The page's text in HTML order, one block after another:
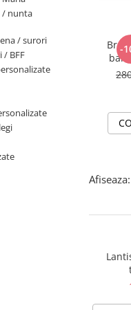
/ nunta
/ surori
/ BFF
-
Afiseaza: